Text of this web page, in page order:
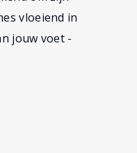
vloeiend in
jouw voet -